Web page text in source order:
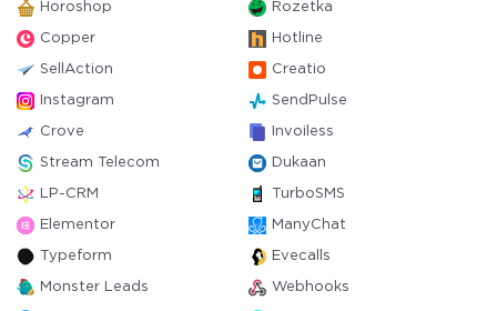
Horoshop Rozetka
Copper Hotline
SellAction Creatio
Instagram SendPulse
Crove Invoiless
Stream Telecom Dukaan
LP-CRM TurboSMS
Elementor ManyChat
Typeform Evecalls
Monster Leads Webhooks